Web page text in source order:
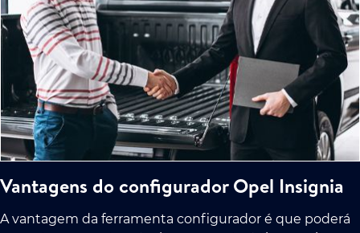
Vantagens do configurador Opel Insignia
A vantagem da ferramenta configurador é que poderá